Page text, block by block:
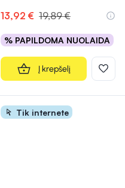
13,92 € 19,89 €
% PAPILDOMA NUOLAIDA
Į krepšelį
Tik internete